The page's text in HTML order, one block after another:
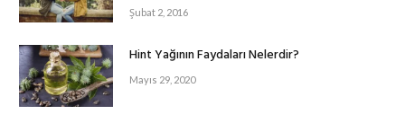
Şubat 2, 2016
Hint Yağının Faydaları Nelerdir?
Mayıs 29, 2020